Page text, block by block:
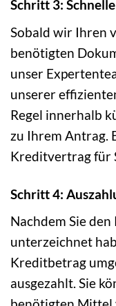
Schritt 3:
Sobald wir Ihren
benötigten
unser
unserer
Regel innerhalb
zu Ihrem Antrag.
Kreditvertrag für
Schritt 4:
Nachdem Sie
unterzeichnet
Kreditbetrag
ausgezahlt. Sie